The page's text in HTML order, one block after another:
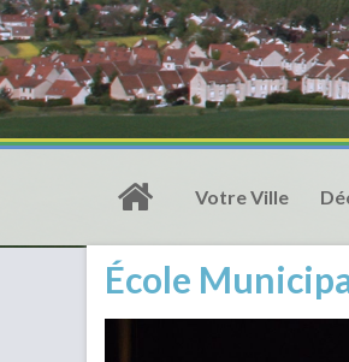
Votre Ville
École